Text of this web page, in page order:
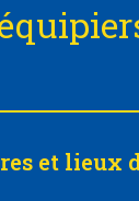
et lieux